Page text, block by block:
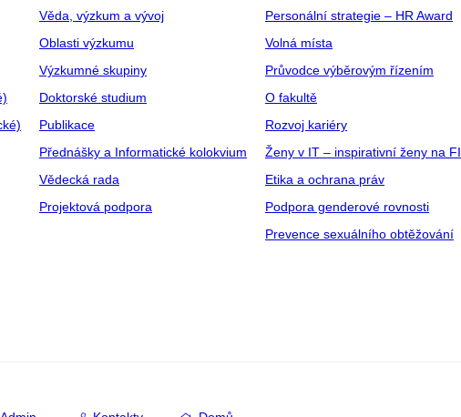
Věda, výzkum a vývoj
Oblasti výzkumu
Výzkumné skupiny
Doktorské studium
Publikace
Přednášky a Informatické kolokvium
Vědecká rada
Projektová podpora
Personální strategie – HR Award
Volná místa
Průvodce výběrovým řízením
O fakultě
Rozvoj kariéry
Ženy v IT – inspirativní ženy na FI
Etika a ochrana práv
Podpora genderové rovnosti
Prevence sexuálního obtěžování